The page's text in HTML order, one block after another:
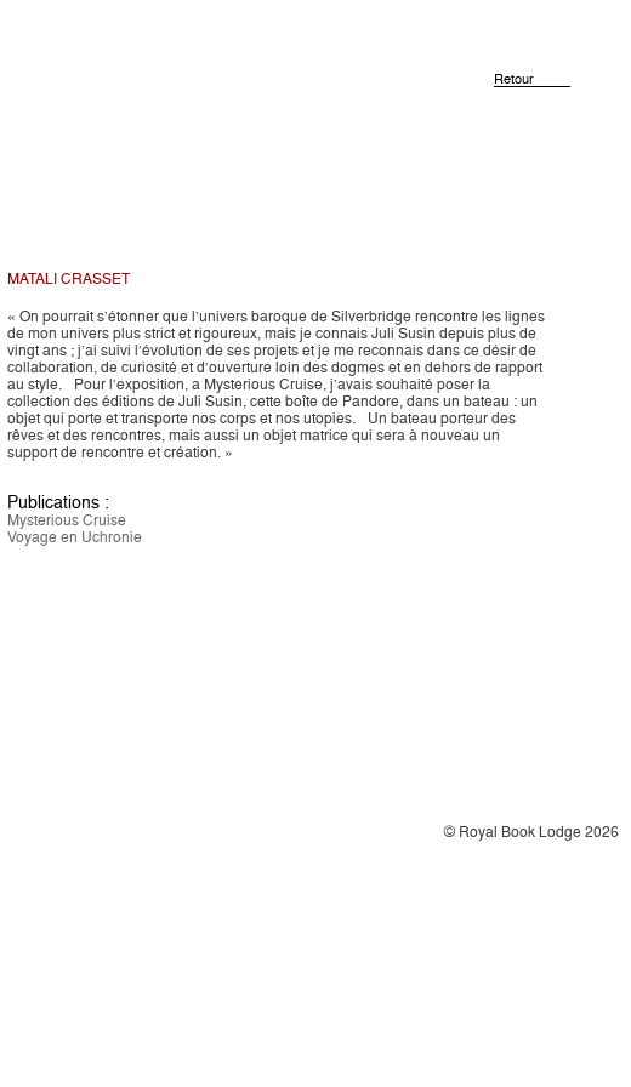
Retour
MATALI CRASSET
« On pourrait s’étonner que l’univers baroque de Silverbridge rencontre les lignes
de mon univers plus strict et rigoureux, mais je connais Juli Susin depuis plus de
vingt ans ; j’ai suivi l’évolution de ses projets et je me reconnais dans ce désir de
collaboration, de curiosité et d’ouverture loin des dogmes et en dehors de rapport
au style. Pour l’exposition, a Mysterious Cruise, j’avais souhaité poser la
collection des éditions de Juli Susin, cette boîte de Pandore, dans un bateau : un
objet qui porte et transporte nos corps et nos utopies. Un bateau porteur des
rêves et des rencontres, mais aussi un objet matrice qui sera à nouveau un
support de rencontre et création. »
Publications :
Mysterious Cruise
Voyage en Uchronie
© Royal Book Lodge 2026